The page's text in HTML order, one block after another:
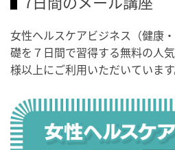
女性ヘルスケアビジネス（健康
礎を７日間で習得する無料の人
様以上にご利用いただいています